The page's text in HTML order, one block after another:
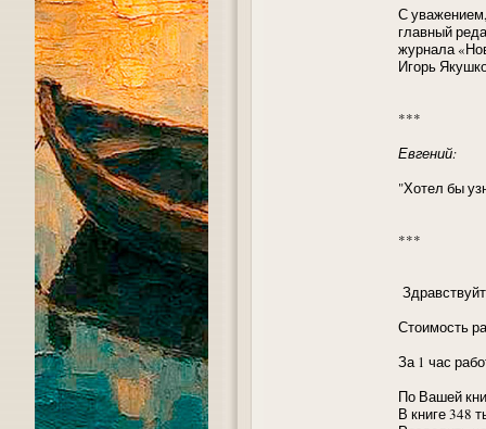
С уважением,
главный
журнала
Игорь
***
Евгений:
"Хотел бы
***
Стоимость
За 1 час
По Вашей
В книге 348